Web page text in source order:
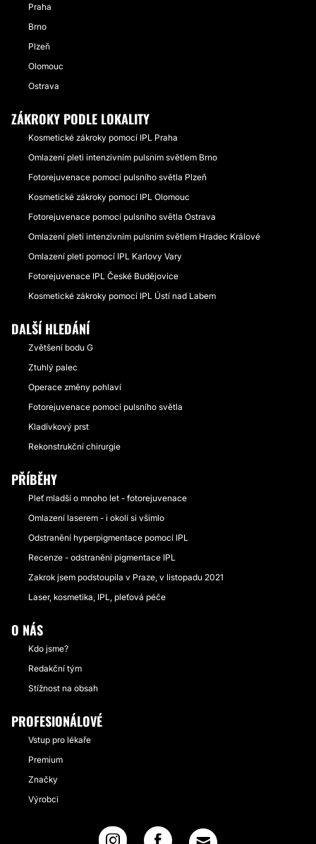
Praha
Brno
Plzeň
Olomouc
Ostrava
ZÁKROKY PODLE LOKALITY
Kosmetické zákroky pomocí IPL Praha
Omlazení pleti intenzivním pulsním světlem Brno
Fotorejuvenace pomocí pulsního světla Plzeň
Kosmetické zákroky pomocí IPL Olomouc
Fotorejuvenace pomocí pulsního světla Ostrava
Omlazení pleti intenzivním pulsním světlem Hradec Králové
Omlazení pleti pomocí IPL Karlovy Vary
Fotorejuvenace IPL České Budějovice
Kosmetické zákroky pomocí IPL Ústí nad Labem
DALŠÍ HLEDÁNÍ
Zvětšení bodu G
Ztuhlý palec
Operace změny pohlaví
Fotorejuvenace pomocí pulsního světla
Kladívkový prst
Rekonstrukční chirurgie
PŘÍBĚHY
Pleť mladší o mnoho let - fotorejuvenace
Omlazení laserem - i okolí si všimlo
Odstranění hyperpigmentace pomocí IPL
Recenze - odstranění pigmentace IPL
Zakrok jsem podstoupila v Praze, v listopadu 2021
Laser, kosmetika, IPL, pleťová péče
O NÁS
Kdo jsme?
Redakční tým
Stížnost na obsah
PROFESIONÁLOVÉ
Vstup pro lékaře
Premium
Značky
Výrobci